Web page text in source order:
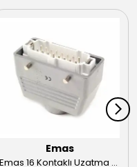
Emas
Emas 16 Kontaklı Uzatma Fişi Üstten Giriş EBM16FU30